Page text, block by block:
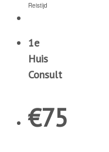
Reistijd
1e
Huis
Consult
€75